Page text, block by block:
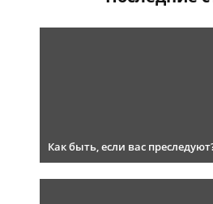
Как быть, если вас